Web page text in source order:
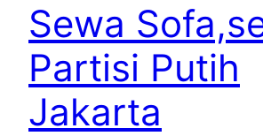
Sewa
Partisi Putih
Jakarta